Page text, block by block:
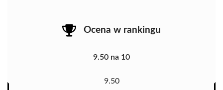
Ocena w rankingu
9.50 na 10
9.50